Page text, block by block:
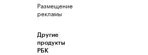
Размещение
рекламы
Другие
продукты
РБК